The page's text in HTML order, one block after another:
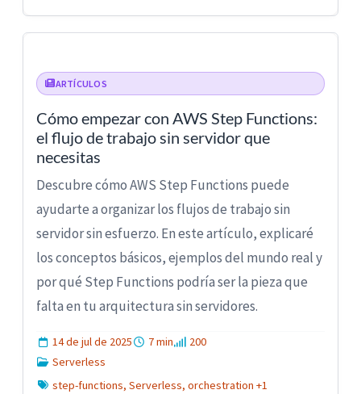
ARTÍCULOS
Cómo empezar con AWS Step Functions:
el flujo de trabajo sin servidor que
necesitas
Descubre cómo AWS Step Functions puede
ayudarte a organizar los flujos de trabajo sin
servidor sin esfuerzo. En este artículo, explicaré
los conceptos básicos, ejemplos del mundo real y
por qué Step Functions podría ser la pieza que
falta en tu arquitectura sin servidores.
14 de jul de 2025 7 min
200
Serverless
step-functions, Serverless, orchestration +1